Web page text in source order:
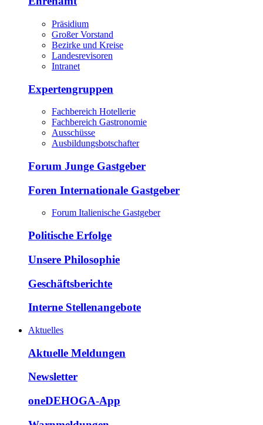
Präsidium
Großer Vorstand
Bezirke und Kreise
Landesrevisoren
Intranet
Expertengruppen
Fachbereich Hotellerie
Fachbereich Gastronomie
Ausschüsse
Ausbildungsbotschafter
Forum Junge Gastgeber
Foren Internationale Gastgeber
Forum Italienische Gastgeber
Politische Erfolge
Unsere Philosophie
Geschäftsberichte
Interne Stellenangebote
Aktuelles
Aktuelle Meldungen
Newsletter
oneDEHOGA-App